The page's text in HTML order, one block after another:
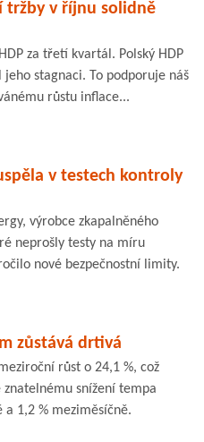
tržby v říjnu solidně
za třetí kvartál. Polský HDP
stagnaci. To podporuje náš
růstu inflace...
v testech kontroly
výrobce zkapalněného
neprošly testy na míru
nové bezpečnostní limity.
zůstává drtivá
růst o 24,1 %, což
snížení tempa
1,2 % meziměsíčně.